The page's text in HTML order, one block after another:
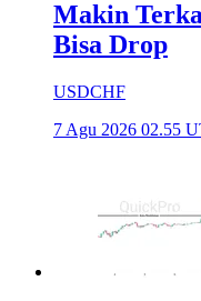
Makin
Bisa Drop
USDCHF
7 Agu 2026 02.55